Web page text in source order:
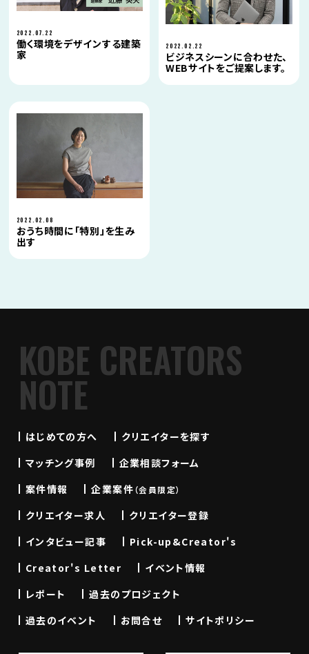
2022.07.22
働く環境をデザインする建築
家
2022.02.22
ビジネスシーンに合わせた、
WEBサイトをご提案します。
2022.02.08
おうち時間に「特別」を生み
出す
KOBE CREATORS
NOTE
はじめての方へ
クリエイターを探す
マッチング事例
企業相談フォーム
案件情報
企業案件（会員限定）
クリエイター求人
クリエイター登録
インタビュー記事
Pick-up&Creator's
Creator's Letter
イベント情報
レポート
過去のプロジェクト
過去のイベント
お問合せ サイトポリシー